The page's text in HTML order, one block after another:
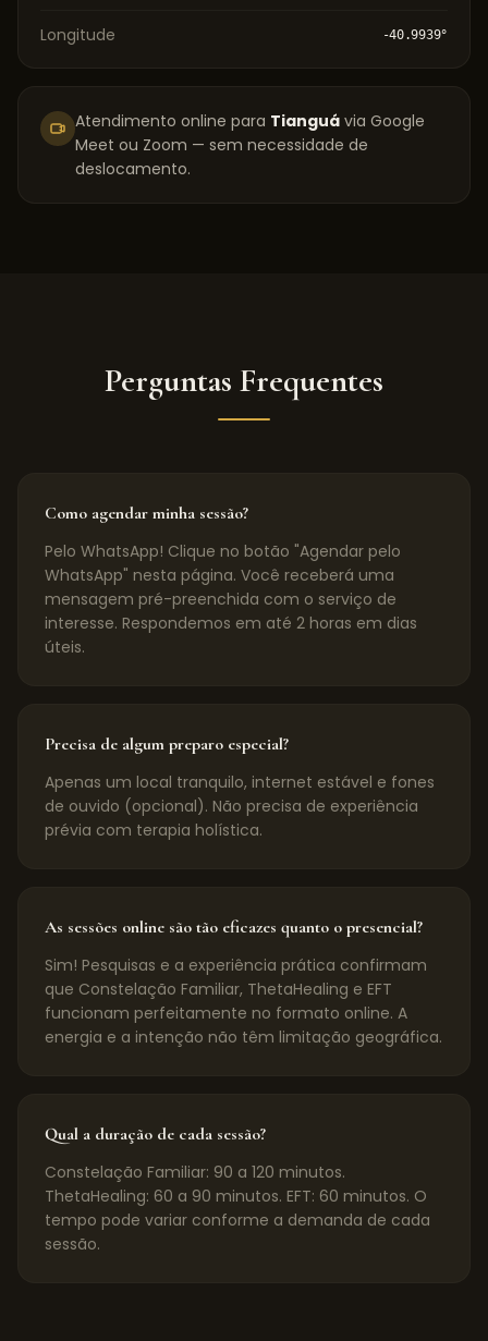
Longitude -40.9939°
Atendimento online para Tianguá via Google
Meet ou Zoom — sem necessidade de
deslocamento.
Perguntas Frequentes
Como agendar minha sessão?
Pelo WhatsApp! Clique no botão "Agendar pelo
WhatsApp" nesta página. Você receberá uma
mensagem pré-preenchida com o serviço de
interesse. Respondemos em até 2 horas em dias
úteis.
Precisa de algum preparo especial?
Apenas um local tranquilo, internet estável e fones
de ouvido (opcional). Não precisa de experiência
prévia com terapia holística.
As sessões online são tão eficazes quanto o presencial?
Sim! Pesquisas e a experiência prática confirmam
que Constelação Familiar, ThetaHealing e EFT
funcionam perfeitamente no formato online. A
energia e a intenção não têm limitação geográfica.
Qual a duração de cada sessão?
Constelação Familiar: 90 a 120 minutos.
ThetaHealing: 60 a 90 minutos. EFT: 60 minutos. O
tempo pode variar conforme a demanda de cada
sessão.